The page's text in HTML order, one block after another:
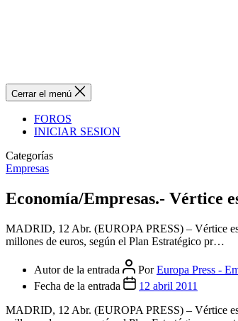
Cerrar el menú
FOROS
INICIAR SESION
Categorías
Empresas
Economía/Empresas.- Vértice
MADRID, 12 Abr. (EUROPA PRESS) – Vértice
millones de euros, según el Plan Estratégico pr…
Autor de la entrada PorEuropa Press -
Fecha de la entrada
12 abril 2011
MADRID, 12 Abr. (EUROPA PRESS) – Vértice